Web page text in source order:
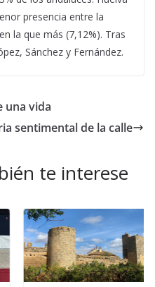
presencia entre la
la que más (7,12%). Tras
Sánchez y Fernández.
una vida
sentimental de la calle
te interese